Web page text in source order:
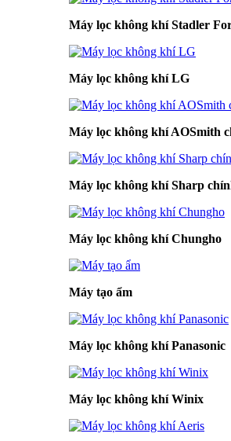
Máy lọc không khí Stadler
Máy lọc không khí LG
Máy lọc không khí AOSmith
Máy lọc không khí Sharp
Máy lọc không khí Chungho
Máy tạo ẩm
Máy lọc không khí Panasonic
Máy lọc không khí Winix